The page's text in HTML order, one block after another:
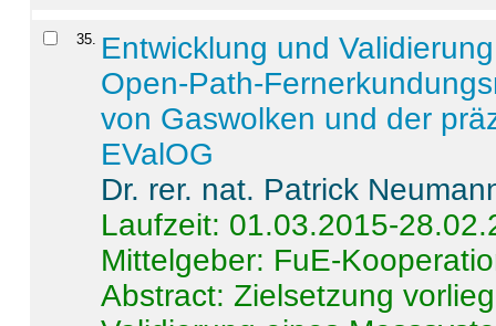
35. Entwicklung und
Open-Path-
von Gaswolken und der
EValOG
Dr. rer. nat. Patrick
Laufzeit: 01.03.2015-
Mittelgeber: FuE-
Abstract:Zielsetzung